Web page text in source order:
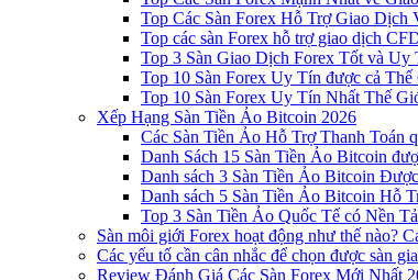
Top Các Sàn Forex Hỗ Trợ Giao
Top các sàn Forex hỗ trợ giao dịch
Top 3 Sàn Giao Dịch Forex Tốt và
Top 10 Sàn Forex Uy Tín được cả
Top 10 Sàn Forex Uy Tín Nhất Thế
Xếp Hạng Sàn Tiền Ảo Bitcoin 2026
Các Sàn Tiền Ảo Hỗ Trợ Thanh Toán
Danh Sách 15 Sàn Tiền Ảo Bitcoin
Danh sách 3 Sàn Tiền Ảo Bitcoin
Danh sách 5 Sàn Tiền Ảo Bitcoin Hỗ
Top 3 Sàn Tiền Ảo Quốc Tế có Nền
Sàn môi giới Forex hoạt động như thế nào?
Các yếu tố cần cân nhắc để chọn được sàn
Review Đánh Giá Các Sàn Forex Mới Nhất